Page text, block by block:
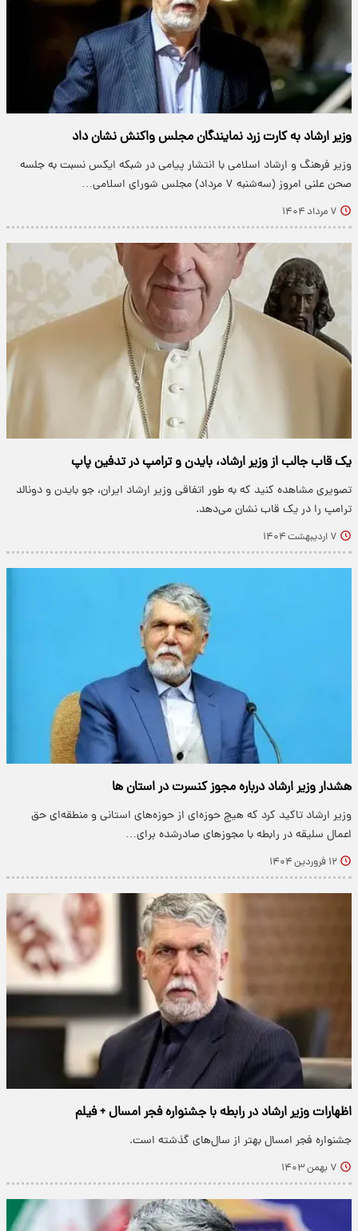
وزیر ارشاد به کارت زرد نمایندگان مجلس واکنش نشان داد
وزیر فرهنگ و ارشاد اسلامی با انتشار پیامی در شبکه ایکس نسبت به جلسه
صحن علنی امروز (سه‌شنبه ۷ مرداد) مجلس شورای اسلامی…
۷ مرداد ۱۴۰۴
یک قاب جالب از وزیر ارشاد، بایدن و ترامپ در تدفین پاپ
تصویری مشاهده کنید که به طور اتفاقی وزیر ارشاد ایران، جو بایدن و دونالد
ترامپ را در یک قاب نشان می‌دهد.
۷ اردیبهشت ۱۴۰۴
هشدار وزیر ارشاد درباره مجوز کنسرت‌‍‌ در استان ها
وزیر ارشاد تاکید کرد که هیچ حوزه‌ای از حوزه‌های استانی و منطقه‌ای حق
اعمال سلیقه در رابطه با مجوزهای صادرشده برای…
۱۲ فروردین ۱۴۰۴
اظهارات وزیر ارشاد در رابطه با جشنواره فجر امسال + فیلم
جشنواره فجر امسال بهتر از سال‌های گذشته است.
۷ بهمن ۱۴۰۳